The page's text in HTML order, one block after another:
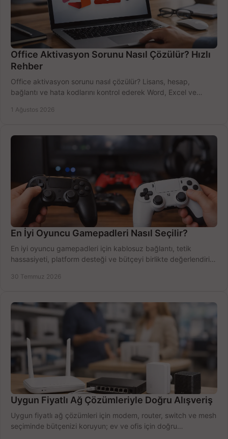
Office Aktivasyon Sorunu Nasıl Çözülür? Hızlı
Rehber
Office aktivasyon sorunu nasıl çözülür? Lisans, hesap,
bağlantı ve hata kodlarını kontrol ederek Word, Excel ve
1 Ağustos 2026
En İyi Oyuncu Gamepadleri Nasıl Seçilir?
En iyi oyuncu gamepadleri için kablosuz bağlantı, tetik
hassasiyeti, platform desteği ve bütçeyi birlikte değerlendirin;
30 Temmuz 2026
Uygun Fiyatlı Ağ Çözümleriyle Doğru Alışveriş
Uygun fiyatlı ağ çözümleri için modem, router, switch ve mesh
seçiminde bütçenizi koruyun; ev ve ofis için doğru